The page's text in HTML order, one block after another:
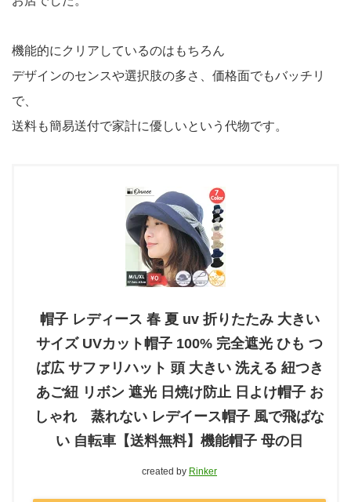
機能的にクリアしているのはもちろん
デザインのセンスや選択肢の多さ、価格面でもバッチリ
で、
送料も簡易送付で家計に優しいという代物です。
帽子 レディース 春 夏 uv 折りたたみ 大きい
サイズ UVカット帽子 100% 完全遮光 ひも つ
ば広 サファリハット 頭 大きい 洗える 紐つき
あご紐 リボン 遮光 日焼け防止 日よけ帽子 お
しゃれ 蒸れない レデイース帽子 風で飛ばな
い 自転車【送料無料】機能帽子 母の日
created by Rinker